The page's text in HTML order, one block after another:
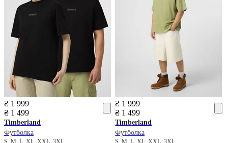
₴ 1 999
₴ 1 499
Timberland
Футболка
S M L XL XXL 3XL
₴ 1 999
₴ 1 499
Timberland
Футболка
SMLXLXXL3XL